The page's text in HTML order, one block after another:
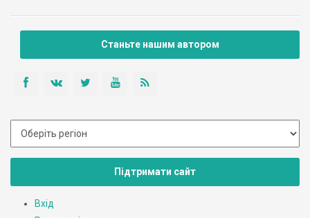
Станьте нашим автором
Підтримати сайт
Вхід